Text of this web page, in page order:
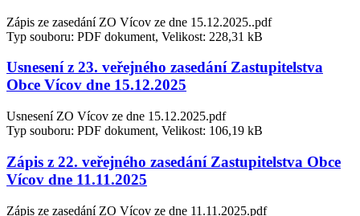
Zápis ze zasedání ZO Vícov ze dne 15.12.2025..pdf
Typ souboru: PDF dokument, Velikost: 228,31 kB
Usnesení z 23. veřejného zasedání Zastupitelstva
Obce Vícov dne 15.12.2025
Usnesení ZO Vícov ze dne 15.12.2025.pdf
Typ souboru: PDF dokument, Velikost: 106,19 kB
Zápis z 22. veřejného zasedání Zastupitelstva Obce
Vícov dne 11.11.2025
Zápis ze zasedání ZO Vícov ze dne 11.11.2025.pdf